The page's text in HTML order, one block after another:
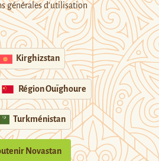
générales d’utilisation
Kirghizstan
Région Ouïghoure
Turkménistan
Novastan